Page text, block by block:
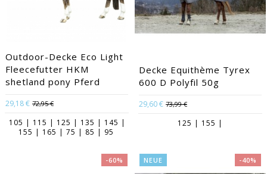
Outdoor-Decke Eco Light
Fleecefutter HKM
shetland pony Pferd
29,18 € 72,95 €
105 | 115 | 125 | 135 | 145 |
155 | 165 | 75 | 85 | 95
Decke Equithème Tyrex
600 D Polyfil 50g
29,60 € 73,99 €
125 | 155 |
-60% NEUE -40%